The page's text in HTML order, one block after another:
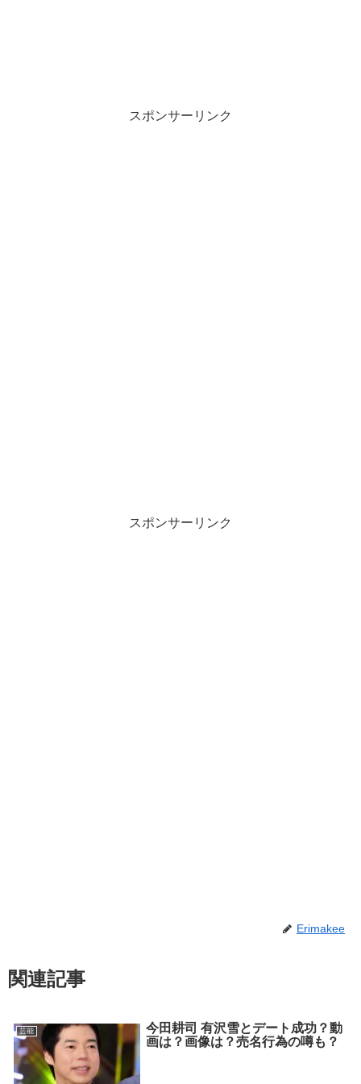
スポンサーリンク
スポンサーリンク
Erimakee
関連記事
芸能
今田耕司 有沢雪とデート成功？動
画は？画像は？売名行為の噂も？